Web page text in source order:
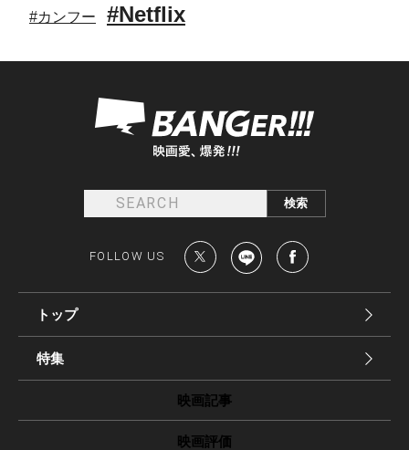
#カンフー #Netflix
FOLLOW US
トップ
特集
映画記事
映画評価